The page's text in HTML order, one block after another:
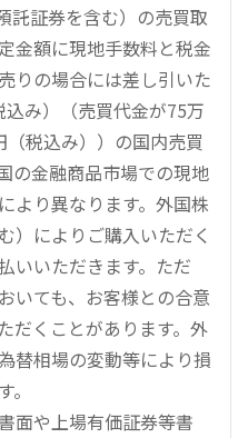
託証券を含む）の売買取
金額に現地手数料と税金
りの場合には差し引いた
み）（売買代金が75万
税込み））の国内売買
の金融商品市場での現地
より異なります。外国株
）によりご購入いただく
いいただきます。ただ
いても、お客様との合意
だくことがあります。外
替相場の変動等により損
面や上場有価証券等書